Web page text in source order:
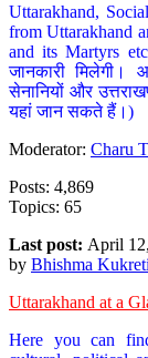
Uttarakhand,
from Uttarakhand
and its Martyrs
जानकारी मिलेगी।
सेनानियों और
यहां जान सकते हैं।)
Moderator: Charu
Posts: 4,869
Topics: 65
Last post: April
by Bhishma Kukreti
Uttarakhand at a
Here you can